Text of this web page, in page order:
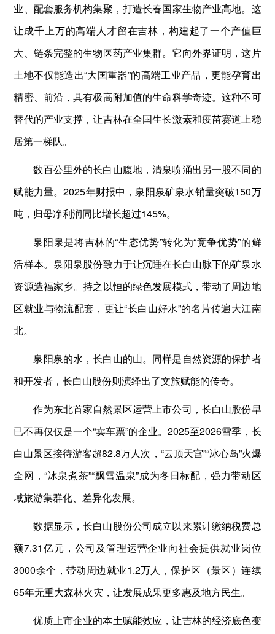
业、配套服务机构集聚，打造长春国家生物产业高地。这
让成千上万的高端人才留在吉林，构建起了一个产值巨
大、链条完整的生物医药产业集群。它向外界证明，这片
土地不仅能造出“大国重器”的高端工业产品，更能孕育出
精密、前沿，具有极高附加值的生命科学奇迹。这种不可
替代的产业支撑，让吉林在全国生长激素和疫苗赛道上稳
居第一梯队。
数百公里外的长白山腹地，清泉喷涌出另一股不同的
赋能力量。2025年财报中，泉阳泉矿泉水销量突破150万
吨，归母净利润同比增长超过145%。
泉阳泉是将吉林的“生态优势”转化为“竞争优势”的鲜
活样本。泉阳泉股份致力于让沉睡在长白山脉下的矿泉水
资源造福家乡。持之以恒的绿色发展模式，带动了周边地
区就业与物流配套，更让“长白山好水”的名片传遍大江南
北。
泉阳泉的水，长白山的山。同样是自然资源的保护者
和开发者，长白山股份则演绎出了文旅赋能的传奇。
作为东北首家自然景区运营上市公司，长白山股份早
已不再仅仅是一个“卖车票”的企业。2025至2026雪季，长
白山景区接待游客超82.8万人次，“云顶天宫”“冰心岛”火爆
全网，“冰泉煮茶”“飘雪温泉”成为冬日标配，强力带动区
域旅游集群化、差异化发展。
数据显示，长白山股份公司成立以来累计缴纳税费总
额7.31亿元，公司及管理运营企业向社会提供就业岗位
3000余个，带动周边就业1.2万人，保护区（景区）连续
65年无重大森林火灾，让发展成果更多惠及地方民生。
优质上市企业的本土赋能效应，让吉林的经济底色变